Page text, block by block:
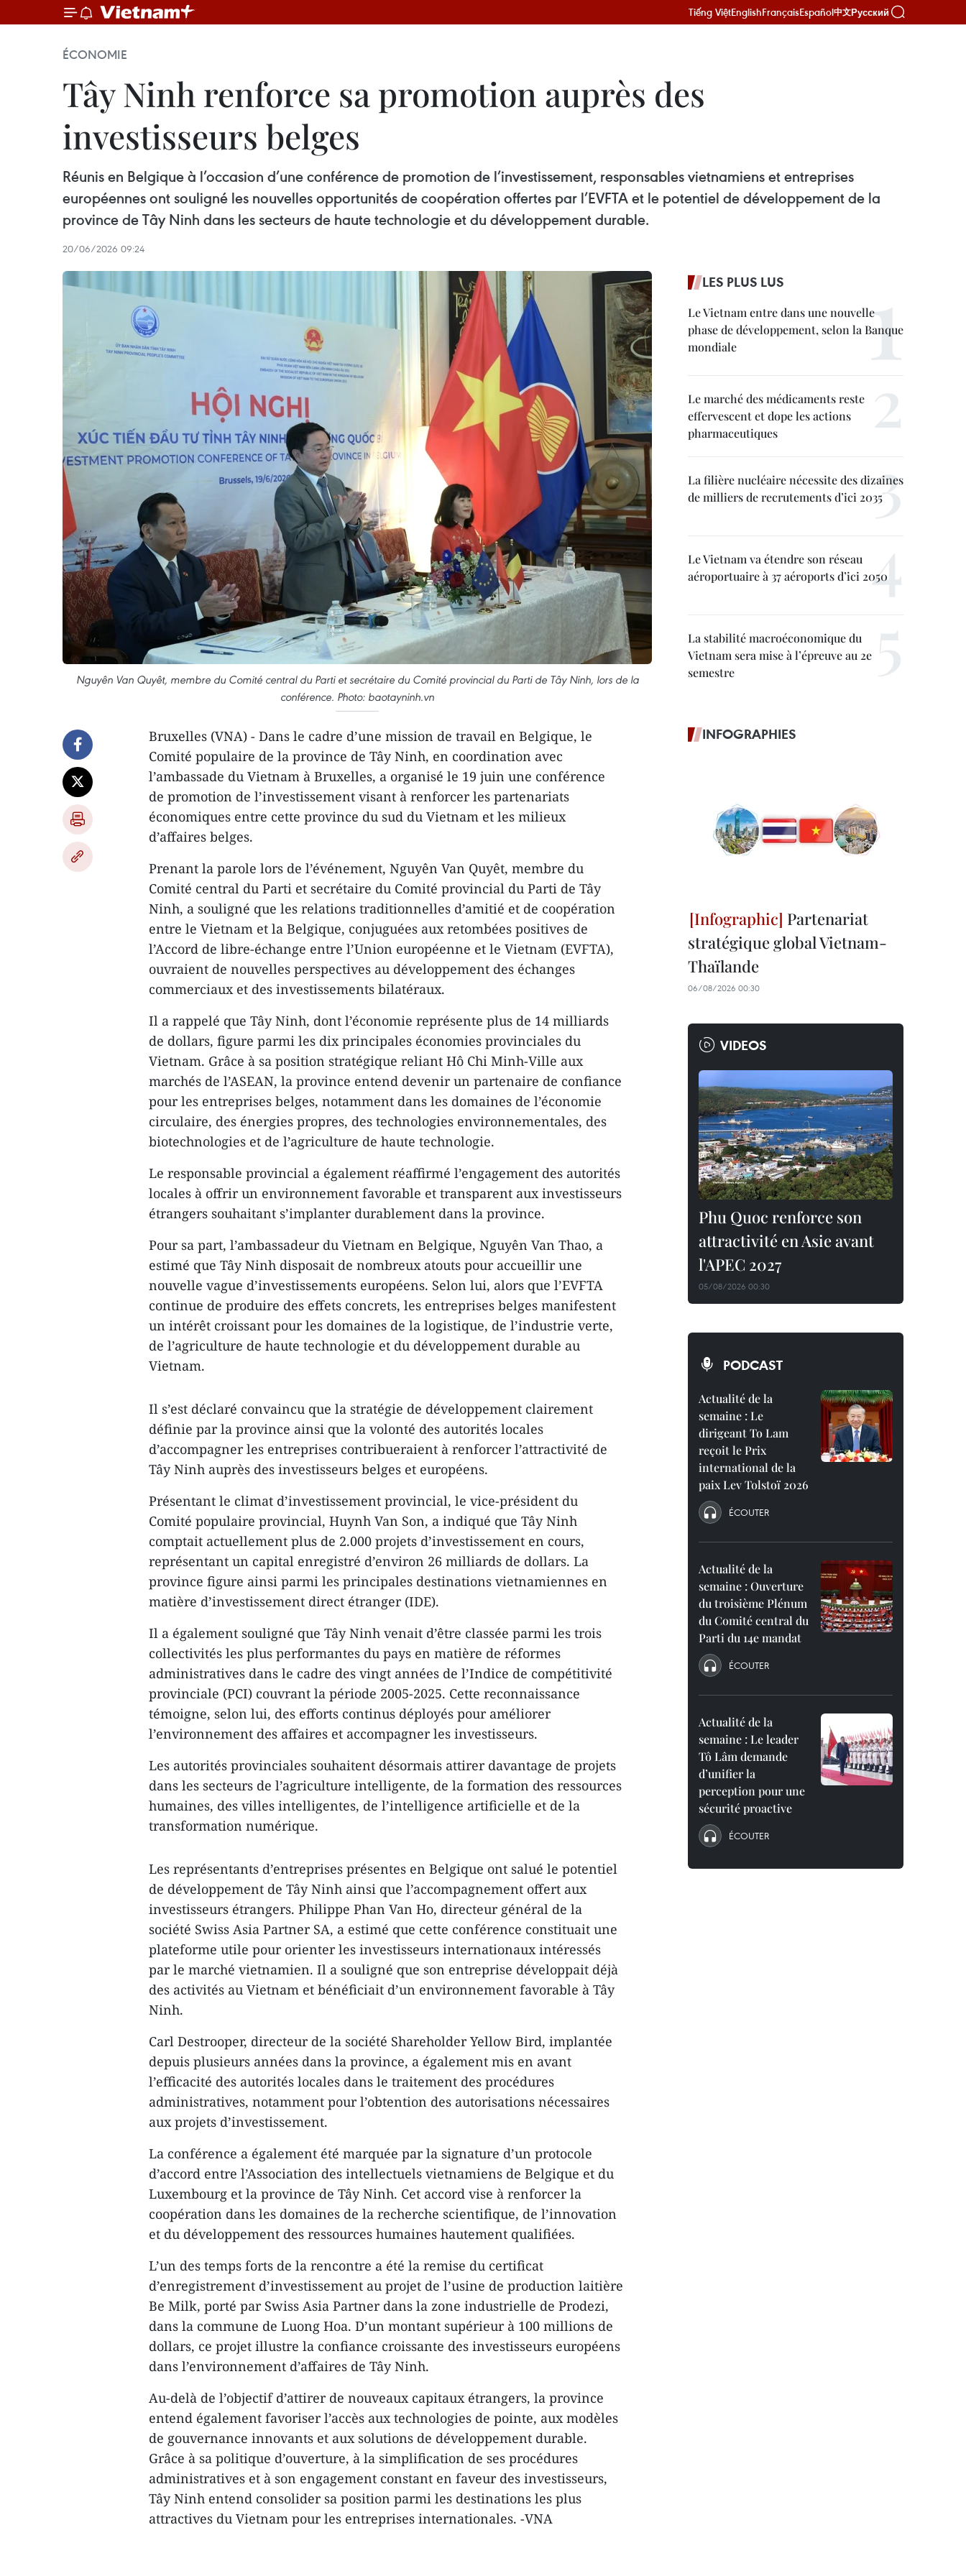
Tiếng ViệtEnglishFrançaisEspañol中文Русский
ÉCONOMIE
Tây Ninh renforce sa promotion auprès des
investisseurs belges
Réunis en Belgique à l’occasion d’une conférence de promotion de l’investissement, responsables vietnamiens et entreprises
européennes ont souligné les nouvelles opportunités de coopération offertes par l’EVFTA et le potentiel de développement de la
province de Tây Ninh dans les secteurs de haute technologie et du développement durable.
20/06/2026 09:24
Nguyên Van Quyêt, membre du Comité central du Parti et secrétaire du Comité provincial du Parti de Tây Ninh, lors de la
conférence. Photo: baotayninh.vn
Bruxelles (VNA) - Dans le cadre d’une mission de travail en Belgique, le
Comité populaire de la province de Tây Ninh, en coordination avec
l’ambassade du Vietnam à Bruxelles, a organisé le 19 juin une conférence
de promotion de l’investissement visant à renforcer les partenariats
économiques entre cette province du sud du Vietnam et les milieux
d’affaires belges.
Prenant la parole lors de l’événement, Nguyên Van Quyêt, membre du
Comité central du Parti et secrétaire du Comité provincial du Parti de Tây
Ninh, a souligné que les relations traditionnelles d’amitié et de coopération
entre le Vietnam et la Belgique, conjuguées aux retombées positives de
l’Accord de libre-échange entre l’Union européenne et le Vietnam (EVFTA),
ouvraient de nouvelles perspectives au développement des échanges
commerciaux et des investissements bilatéraux.
Il a rappelé que Tây Ninh, dont l’économie représente plus de 14 milliards
de dollars, figure parmi les dix principales économies provinciales du
Vietnam. Grâce à sa position stratégique reliant Hô Chi Minh-Ville aux
marchés de l’ASEAN, la province entend devenir un partenaire de confiance
pour les entreprises belges, notamment dans les domaines de l’économie
circulaire, des énergies propres, des technologies environnementales, des
biotechnologies et de l’agriculture de haute technologie.
Le responsable provincial a également réaffirmé l’engagement des autorités
locales à offrir un environnement favorable et transparent aux investisseurs
étrangers souhaitant s’implanter durablement dans la province.
Pour sa part, l’ambassadeur du Vietnam en Belgique, Nguyên Van Thao, a
estimé que Tây Ninh disposait de nombreux atouts pour accueillir une
nouvelle vague d’investissements européens. Selon lui, alors que l’EVFTA
continue de produire des effets concrets, les entreprises belges manifestent
un intérêt croissant pour les domaines de la logistique, de l’industrie verte,
de l’agriculture de haute technologie et du développement durable au
Vietnam.
Il s’est déclaré convaincu que la stratégie de développement clairement
définie par la province ainsi que la volonté des autorités locales
d’accompagner les entreprises contribueraient à renforcer l’attractivité de
Tây Ninh auprès des investisseurs belges et européens.
Présentant le climat d’investissement provincial, le vice-président du
Comité populaire provincial, Huynh Van Son, a indiqué que Tây Ninh
comptait actuellement plus de 2.000 projets d’investissement en cours,
représentant un capital enregistré d’environ 26 milliards de dollars. La
province figure ainsi parmi les principales destinations vietnamiennes en
matière d’investissement direct étranger (IDE).
Il a également souligné que Tây Ninh venait d’être classée parmi les trois
collectivités les plus performantes du pays en matière de réformes
administratives dans le cadre des vingt années de l’Indice de compétitivité
provinciale (PCI) couvrant la période 2005-2025. Cette reconnaissance
témoigne, selon lui, des efforts continus déployés pour améliorer
l’environnement des affaires et accompagner les investisseurs.
Les autorités provinciales souhaitent désormais attirer davantage de projets
dans les secteurs de l’agriculture intelligente, de la formation des ressources
humaines, des villes intelligentes, de l’intelligence artificielle et de la
transformation numérique.
Les représentants d’entreprises présentes en Belgique ont salué le potentiel
de développement de Tây Ninh ainsi que l’accompagnement offert aux
investisseurs étrangers. Philippe Phan Van Ho, directeur général de la
société Swiss Asia Partner SA, a estimé que cette conférence constituait une
plateforme utile pour orienter les investisseurs internationaux intéressés
par le marché vietnamien. Il a souligné que son entreprise développait déjà
des activités au Vietnam et bénéficiait d’un environnement favorable à Tây
Ninh.
Carl Destrooper, directeur de la société Shareholder Yellow Bird, implantée
depuis plusieurs années dans la province, a également mis en avant
l’efficacité des autorités locales dans le traitement des procédures
administratives, notamment pour l’obtention des autorisations nécessaires
aux projets d’investissement.
La conférence a également été marquée par la signature d’un protocole
d’accord entre l’Association des intellectuels vietnamiens de Belgique et du
Luxembourg et la province de Tây Ninh. Cet accord vise à renforcer la
coopération dans les domaines de la recherche scientifique, de l’innovation
et du développement des ressources humaines hautement qualifiées.
L’un des temps forts de la rencontre a été la remise du certificat
d’enregistrement d’investissement au projet de l’usine de production laitière
Be Milk, porté par Swiss Asia Partner dans la zone industrielle de Prodezi,
dans la commune de Luong Hoa. D’un montant supérieur à 100 millions de
dollars, ce projet illustre la confiance croissante des investisseurs européens
dans l’environnement d’affaires de Tây Ninh.
Au-delà de l’objectif d’attirer de nouveaux capitaux étrangers, la province
entend également favoriser l’accès aux technologies de pointe, aux modèles
de gouvernance innovants et aux solutions de développement durable.
Grâce à sa politique d’ouverture, à la simplification de ses procédures
administratives et à son engagement constant en faveur des investisseurs,
Tây Ninh entend consolider sa position parmi les destinations les plus
attractives du Vietnam pour les entreprises internationales. -VNA
LES PLUS LUS
Le Vietnam entre dans une nouvelle
phase de développement, selon la Banque
mondiale
Le marché des médicaments reste
effervescent et dope les actions
pharmaceutiques
La filière nucléaire nécessite des dizaines
de milliers de recrutements d’ici 2035
Le Vietnam va étendre son réseau
aéroportuaire à 37 aéroports d’ici 2050
La stabilité macroéconomique du
Vietnam sera mise à l’épreuve au 2e
semestre
INFOGRAPHIES
Partenariat
stratégique global Vietnam-
Thaïlande
06/08/2026 00:30
VIDEOS
Phu Quoc renforce son
attractivité en Asie avant
l'APEC 2027
05/08/2026 00:30
PODCAST
Actualité de la
semaine : Le
dirigeant To Lam
reçoit le Prix
international de la
paix Lev Tolstoï 2026
ÉCOUTER
Actualité de la
semaine : Ouverture
du troisième Plénum
du Comité central du
Parti du 14e mandat
ÉCOUTER
Actualité de la
semaine : Le leader
Tô Lâm demande
d’unifier la
perception pour une
sécurité proactive
ÉCOUTER